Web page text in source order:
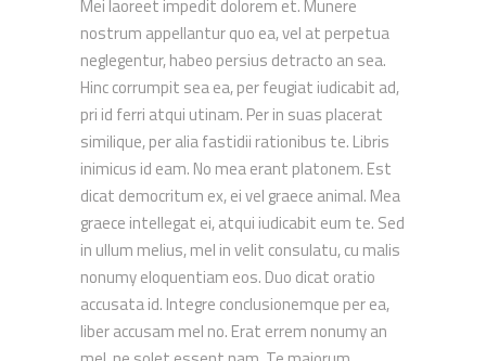
Mei laoreet impedit dolorem et. Munere
nostrum appellantur quo ea, vel at perpetua
neglegentur, habeo persius detracto an sea.
Hinc corrumpit sea ea, per feugiat iudicabit ad,
pri id ferri atqui utinam. Per in suas placerat
similique, per alia fastidii rationibus te. Libris
inimicus id eam. No mea erant platonem. Est
dicat democritum ex, ei vel graece animal. Mea
graece intellegat ei, atqui iudicabit eum te. Sed
in ullum melius, mel in velit consulatu, cu malis
nonumy eloquentiam eos. Duo dicat oratio
accusata id. Integre conclusionemque per ea,
liber accusam mel no. Erat errem nonumy an